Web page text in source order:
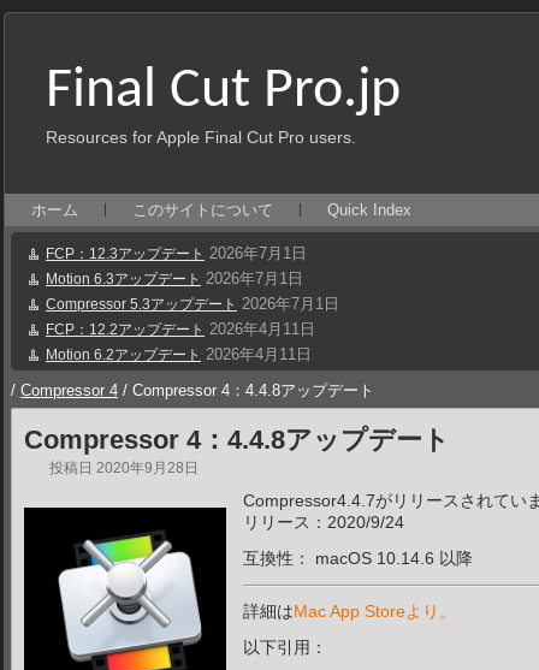
Final Cut Pro.jp
Resources for Apple Final Cut Pro users.
ホーム このサイトについて Quick Index
FCP：12.3アップデート 2026年7月1日
Motion 6.3アップデート 2026年7月1日
Compressor 5.3アップデート 2026年7月1日
FCP：12.2アップデート 2026年4月11日
Motion 6.2アップデート 2026年4月11日
/ Compressor 4 / Compressor 4：4.4.8アップデート
Compressor 4：4.4.8アップデート
投稿日 2020年9月28日
Compressor4.4.7がリリースされてい
リリース：2020/9/24
互換性： macOS 10.14.6 以降
詳細はMac App Storeより。
以下引用：